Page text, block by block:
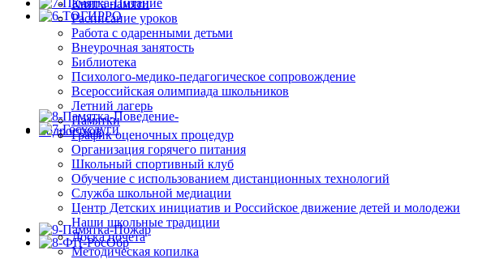
Книга памяти
Расписание уроков
Работа с одаренными детьми
Внеурочная занятость
Библиотека
Психолого-медико-педагогическое сопровождение
Всероссийская олимпиада школьников
Летний лагерь
Памятки
График оценочных процедур
Организация горячего питания
Школьный спортивный клуб
Обучение с использованием дистанционных технологий
Служба школьной медиации
Центр Детских инициатив и Российское движение детей и молодежи
Наши школьные традиции
Доска почета
Методическая копилка